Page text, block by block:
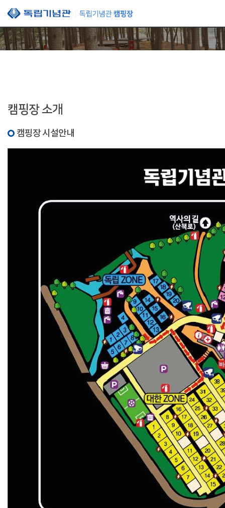
본문 바로가기
캠핑장 소개
캠핑장 시설안내